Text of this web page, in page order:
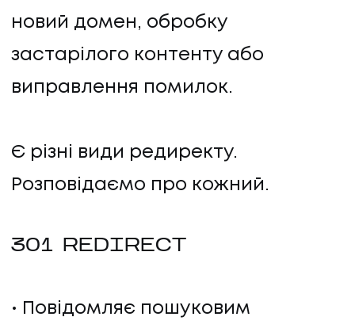
новий домен, обробку
застарілого контенту або
виправлення помилок.
Є різні види редиректу.
Розповідаємо про кожний.
301 REDIRECT
Повідомляє пошуковим